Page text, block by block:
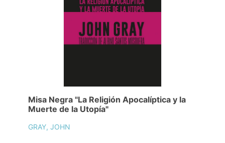
Misa Negra "La Religión Apocalíptica y la
Muerte de la Utopía"
GRAY, JOHN